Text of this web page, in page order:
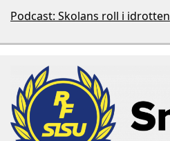
Podcast: Skolans roll i idrotten